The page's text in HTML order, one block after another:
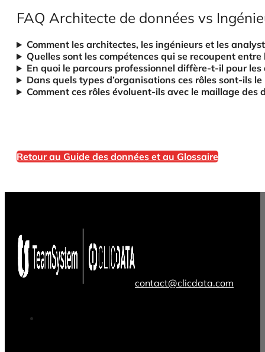
FAQ Architecte de données vs
Comment les architectes, les ingénieurs et les
Quelles sont les compétences qui se recoupent
En quoi le parcours professionnel diffère-t-il pour
Dans quels types d’organisations ces rôles sont-ils
Comment ces rôles évoluent-ils avec le maillage
Retour au Guide des données et au Glossaire
contact@clicdata.com